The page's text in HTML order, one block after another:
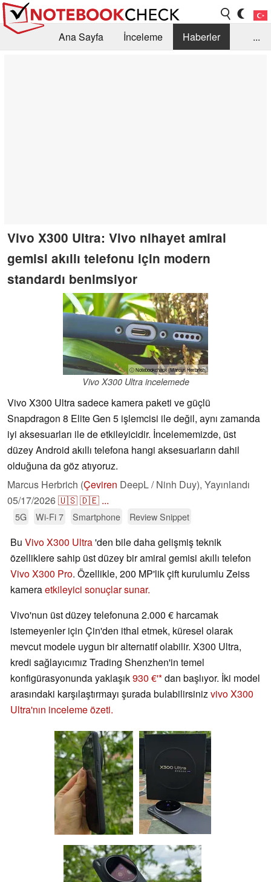
Ana Sayfa İnceleme
Haberler
...
Vivo X300 Ultra: Vivo nihayet amiral
gemisi akıllı telefonu için modern
standardı benimsiyor
ⓘ Notebookcheck (Marcus Herbrich)
Vivo X300 Ultra incelemede
Vivo X300 Ultra sadece kamera paketi ve güçlü
Snapdragon 8 Elite Gen 5 işlemcisi ile değil, aynı zamanda
iyi aksesuarları ile de etkileyicidir. İncelememizde, üst
düzey Android akıllı telefona hangi aksesuarların dahil
olduğuna da göz atıyoruz.
Marcus Herbrich (Çeviren DeepL / Ninh Duy), Yayınlandı
05/17/2026🇺🇸🇩🇪 ...
5G Wi-Fi 7 Smartphone Review Snippet
Bu Vivo X300 Ultra'den bile daha gelişmiş teknik
özelliklere sahip üst düzey bir amiral gemisi akıllı telefon
Vivo X300 Pro. Özellikle, 200 MP'lik çift kurulumlu Zeiss
kameraetkileyici sonuçlar sunar.
Vivo'nun üst düzey telefonuna 2.000 € harcamak
istemeyenler için Çin'den ithal etmek, küresel olarak
mevcut modele uygun bir alternatif olabilir. X300 Ultra,
kredi sağlayıcımız Trading Shenzhen'in temel
konfigürasyonunda yaklaşık930 €' dan başlıyor. İki model
arasındaki karşılaştırmayı şurada bulabilirsinizvivo X300
Ultra'nın inceleme özeti.